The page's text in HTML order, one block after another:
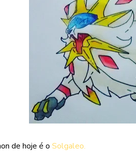
de hoje é o Solgaleo.